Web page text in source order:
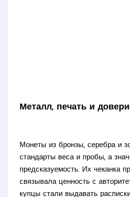
Металл, печать и
Монеты из бронзы, серебра и
стандарты веса и пробы, а
предсказуемость. Их чеканка
связывала ценность с
купцы стали выдавать